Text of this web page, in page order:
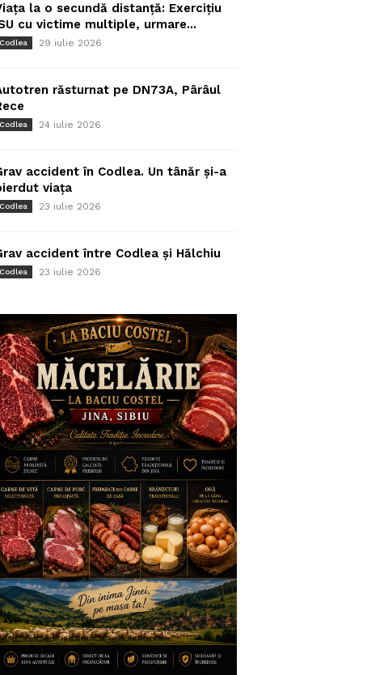
la o secundă distanță: Exercițiu
cu victime multiple, urmare...
Codlea 29 iulie 2026
răsturnat pe DN73A, Pârâul
Codlea 24 iulie 2026
accident în Codlea. Un tânăr și-a
viața
Codlea 23 iulie 2026
accident între Codlea și Hălchiu
Codlea 23 iulie 2026